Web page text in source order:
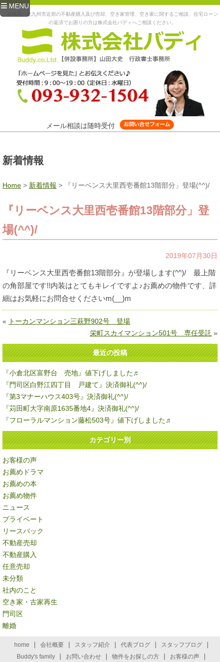
MENU
福岡県、北九州市近郊の不動産購入及び売却、空き家管理、空き家に関するご相談、住宅ローン
の返済でお困りの方は株式会社バディへご相談ください。
メール相談は随時受付
新着情報
Home > 新着情報 > 『リーベンス大里西壱番館13階部分」登場(^^)/
『リーベンス大里西壱番館13階部分」登
場(^^)/
2019年07月30日
『リーベンス大里西壱番館13階部分』が登場します(^^)/ 最上階
の角部屋です!!内装はとてもキレイですよ♪お薦めの物件です、詳
細はお気軽にお問合せくださいm(__)m
«
トーカンマンション三萩野902号 登場
栄町スカイマンション501号 専任受託 »
最近の投稿
『小倉北区富野台 売地』値下げしました♬
『門司区白野江四丁目 戸建て』決済御礼(^^)/
『第3マナーハウス403号』決済御礼(^^)/
『苅田町大字南原1635番地4』決済御礼(^^)/
『フローラルマンション藤松503号』値下げしました♬
カテゴリー別
お客様の声
お薦めドラマ
お薦めの本
お薦め物件
ニュース
プライベート
リースバック
不動産売却
不動産購入
任意売却
未分類
社内のこと
空き家・古家再生
門司区
離婚
home | 会社概要 | スタッフ紹介 | 代表ブログ | スタッフブログ |
Buddy's family | お問い合わせ | 物件をお探しの方 | お客様の声 |